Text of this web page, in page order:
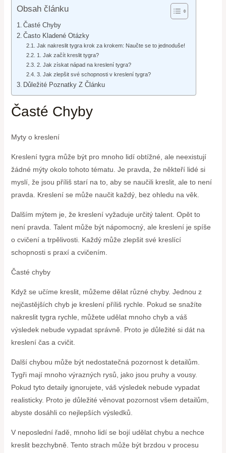
Obsah článku
Časté Chyby
Často Kladené Otázky
Jak nakreslit tygra krok za krokem: Naučte se to jednoduše!
1. Jak začít kreslit tygra?
2. Jak získat nápad na kreslení tygra?
3. Jak zlepšit své schopnosti v kreslení tygra?
Důležité Poznatky Z Článku
Časté Chyby
Myty o kreslení
Kreslení tygra může být pro mnoho lidí obtížné, ale neexistují
žádné mýty okolo tohoto tématu. Je pravda, že někteří lidé si
myslí, že jsou příliš starí na to, aby se naučili kreslit, ale to není
pravda. Kreslení se může naučit každý, bez ohledu na věk.
Dalším mýtem je, že kreslení vyžaduje určitý talent. Opět to
není pravda. Talent může být nápomocný, ale kreslení je spíše
o cvičení a trpělivosti. Každý může zlepšit své kreslící
schopnosti s praxí a cvičením.
Časté chyby
Když se učíme kreslit, můžeme dělat různé chyby. Jednou z
nejčastějších chyb je kreslení příliš rychle. Pokud se snažíte
nakreslit tygra rychle, můžete udělat mnoho chyb a váš
výsledek nebude vypadat správně. Proto je důležité si dát na
kreslení čas a cvičit.
Další chybou může být nedostatečná pozornost k detailům.
Tygři mají mnoho výrazných rysů, jako jsou pruhy a vousy.
Pokud tyto detaily ignorujete, váš výsledek nebude vypadat
realisticky. Proto je důležité věnovat pozornost všem detailům,
abyste dosáhli co nejlepších výsledků.
V neposlední řadě, mnoho lidí se bojí udělat chybu a nechce
kreslit bezchybně. Tento strach může být brzdou v procesu